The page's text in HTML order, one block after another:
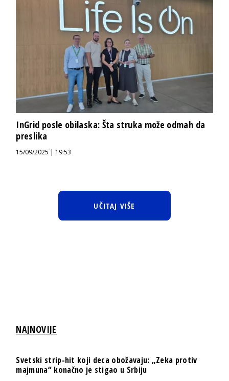
InGrid posle obilaska: Šta struka može odmah da
preslika
15/09/2025 | 19:53
UČITAJ VIŠE
NAJNOVIJE
Svetski strip-hit koji deca obožavaju: „Zeka protiv
majmuna“ konačno je stigao u Srbiju